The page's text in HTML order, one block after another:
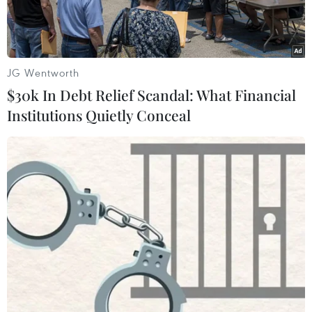
Một tòa chung cư bị phá hủy trong xung đột tại Izyum thuộc
vùng Kharkiv, Ukraine ngày 20/2/2023. (Ảnh: AFP/TTXVN)
AFP đưa tin Chính phủ Thụy Điển ngày 17/7
tuyên bố nước này cam kết viện trợ 6 tỷ kronor
(586 triệu USD) để tái thiết Ukraine và tạo điều
JG Wentworth
$30k In Debt Relief Scandal: What Financial
Institutions Quietly Conceal